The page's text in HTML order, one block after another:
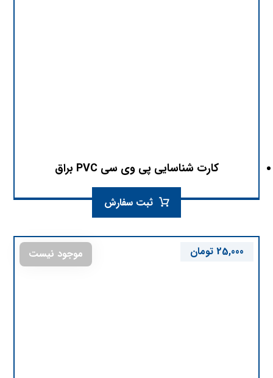
کارت شناسایی پی وی سی PVC براق
ثبت سفارش
25,000 تومان موجود نیست